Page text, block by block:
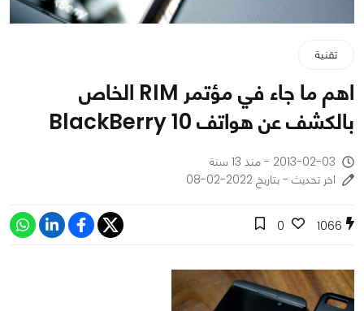
تقنية
اهم ما جاء في مؤتمر RIM الخاص
بالكشف عن هواتف BlackBerry 10
2013-02-03 - منذ 13 سنة
اخر تحديث - بتاريخ 2022-02-08
1066
0